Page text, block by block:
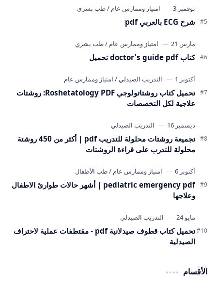
شرح ECG بالعربي pdf
كتاب doctor's guide pdf تحميل
تحميل كتاب روشتاتولوجي Roshetatology PDF: روشتات
علاجية لكل التخصصات
تجميعة روشتات محلولة للتدريب pdf | أكثر من 450 روشتة
محلولة للتدرب على قراءة الروشتات
pediatric emergency pdf | أشهر حالات طوارئ الاطفال
وعلاجها
تحميل كتاب قطوف صيدلانية pdf - مقتطفات عملية لاحتراف
الصيدلية
الأقسام